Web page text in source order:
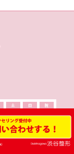
土 日
祝
● ●
●
● ● ●